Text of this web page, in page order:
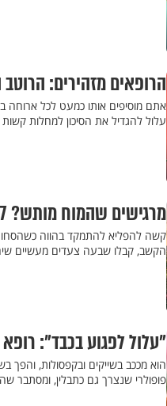
הרופאים מזהירים:
אתם מוסיפים אותו כמעט לכל ארוחה
עלול להגדיל את הסיכון למחלות קשות
מרגישים שהמוח מותש? 7 שיטות מפתיעות לשיפור הריכוז והפוקוס
קשה להפליא להתמקד בהווה
הקשב, קבלו שבעה צעדים מעשיים
"עלול לפגוע בכבד":
הוא מככב בשייקים ובקפסולות, והפך
פופולרי שנצרך גם כתבלין, ומסתבר